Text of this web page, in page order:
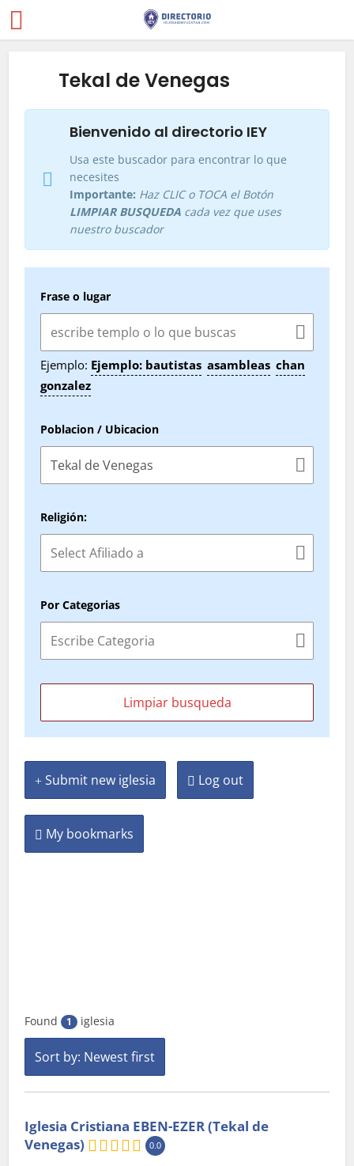
Tekal de Venegas
Bienvenido al directorio IEY
Usa este buscador para encontrar lo que
necesites
Importante: Haz CLIC o TOCA el Botón
LIMPIAR BUSQUEDA cada vez que uses
nuestro buscador
Frase o lugar
Ejemplo: Ejemplo: bautistas asambleas chan
gonzalez
Poblacion / Ubicacion
Religión:
Por Categorias
Submit new iglesia Log out
My bookmarks
Found 1 iglesia
Sort by: Newest first
Iglesia Cristiana EBEN-EZER (Tekal de
Venegas)
0.0